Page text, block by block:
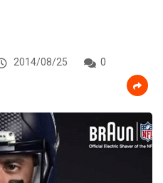
2014/08/25
0